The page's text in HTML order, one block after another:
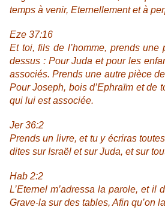
temps à venir, Eternellement et à
Eze 37:16
Et toi, fils de l’homme, prends
dessus : Pour Juda et pour les
associés. Prends une autre pièce
Pour Joseph, bois d’Ephraïm et de
qui lui est associée.
Jer 36:2
Prends un livre, et tu y écriras
dites sur Israël et sur Juda, et sur
Hab 2:2
L’Eternel m’adressa la parole, et il
Grave-la sur des tables, Afin qu’on